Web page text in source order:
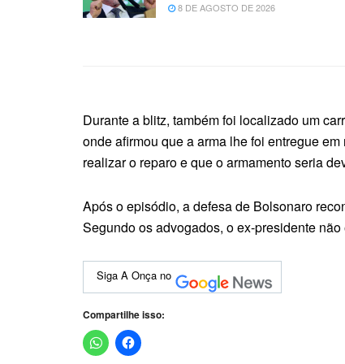
8 DE AGOSTO DE 2026
Durante a blitz, também foi localizado um
onde afirmou que a arma lhe foi entregue
realizar o reparo e que o armamento seria
Após o episódio, a defesa de Bolsonaro
Segundo os advogados, o ex-presidente
Siga A Onça no
Compartilhe isso: